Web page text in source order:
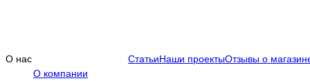
О нас
О компании
СтатьиНаши проектыОтзывы о